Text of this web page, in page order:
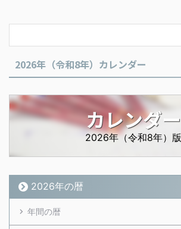
2026年（令和8年）カレンダー
カレンダー
2026年（令和8年）版
2026年の暦
年間の暦